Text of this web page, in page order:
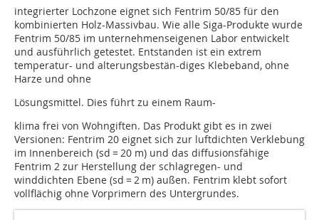
integrierter Lochzone eignet sich Fentrim 50/85 für den
kombinierten Holz-Massivbau. Wie alle Siga-Produkte wurde
Fentrim 50/85 im unternehmenseigenen Labor entwickelt
und ausführlich getestet. Entstanden ist ein extrem
temperatur- und alterungs­bestän-diges Klebeband, ohne
Harze und ohne
Lösungsmittel. Dies führt zu einem Raum-
klima frei von Wohngiften. Das Produkt gibt es in zwei
Versionen: Fentrim 20 eignet sich zur luftdichten Verklebung
im Innenbereich (sd = 20 m) und das diffusionsfähige
Fentrim 2 zur Herstellung der schlagregen- und
winddichten Ebene (sd = 2 m) außen. Fentrim klebt sofort
vollflächig ohne Vorprimern des Untergrundes.